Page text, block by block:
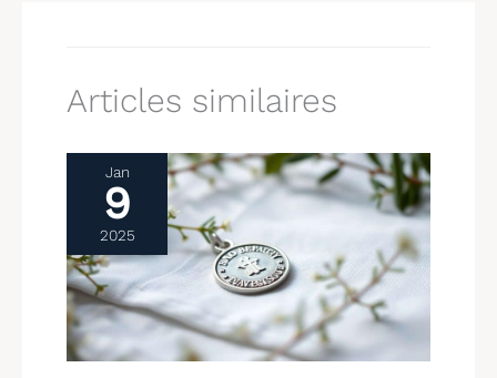
Articles similaires
Jan
9
2025